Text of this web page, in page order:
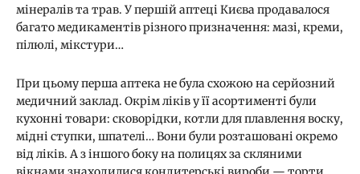
мінералів та трав. У першій аптеці Києва продавалося
багато медикаментів різного призначення: мазі, креми,
пілюлі, мікстури…
При цьому перша аптека не була схожою на серйозний
медичний заклад. Окрім ліків у її асортименті були
кухонні товари: сковорідки, котли для плавлення воску,
мідні ступки, шпателі… Вони були розташовані окремо
від ліків. А з іншого боку на полицях за скляними